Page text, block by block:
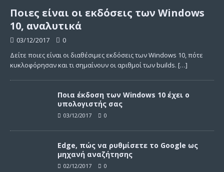
Ποιες είναι οι εκδόσεις των Windows
10, αναλυτικά
03/12/2017
0
Δείτε ποιες είναι οι διαθέσιμες εκδόσεις των Windows 10, πότε
κυκλοφόρησαν και τι σημαίνουν οι αριθμοί των builds. […]
Ποια έκδοση των Windows 10 έχει ο
υπολογιστής σας
03/12/2017 0
Edge, πώς να ρυθμίσετε το Google ως
μηχανή αναζήτησης
02/12/2017 0